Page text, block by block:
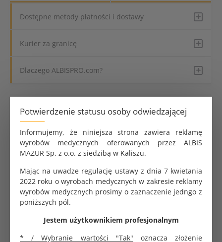
Potwierdzenie statusu osoby odwiedzającej
Informujemy, że niniejsza strona zawiera reklamę
wyrobów medycznych oferowanych przez ALBIS
MAZUR Sp. z o.o. z siedzibą w Kaliszu.
Mając na uwadze regulację ustawy z dnia 7 kwietania
2022 roku o wyrobach medycznych w zakresie reklamy
wyrobów medycznych prosimy o zaznaczenie jedngo z
poniższych pól.
Jestem użytkownikiem profesjonalnym
* / Wybranie wartości "Tak" oznacza złożenie
Dostępne metody płatności i dostawy
Kurier za granicę
Dlaczego ALBISPRO.com?
Kolor Niebieski
Wymiary 33x50 cm
Dane logistyczne
jednostkowe
1 rolka (50 odcinków)